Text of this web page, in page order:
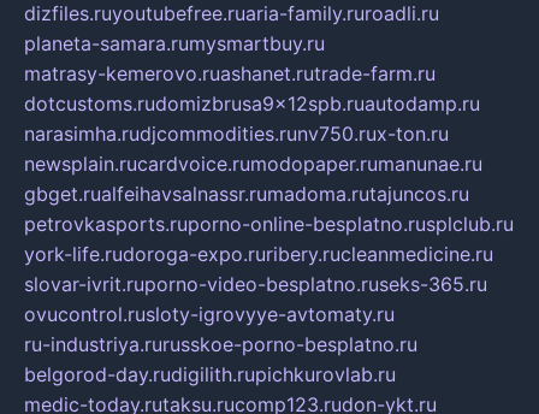
dizfiles.ruyoutubefree.ruaria-family.ruroadli.ru
planeta-samara.rumysmartbuy.ru
matrasy-kemerovo.ruashanet.rutrade-farm.ru
dotcustoms.rudomizbrusa9x12spb.ruautodamp.ru
narasimha.rudjcommodities.runv750.rux-ton.ru
newsplain.rucardvoice.rumodopaper.rumanunae.ru
gbget.rualfeihavsalnassr.rumadoma.rutajuncos.ru
petrovkasports.ruporno-online-besplatno.rusplclub.ru
york-life.rudoroga-expo.ruribery.rucleanmedicine.ru
slovar-ivrit.ruporno-video-besplatno.ruseks-365.ru
ovucontrol.rusloty-igrovyye-avtomaty.ru
ru-industriya.rurusskoe-porno-besplatno.ru
belgorod-day.rudigilith.rupichkurovlab.ru
medic-today.rutaksu.rucomp123.rudon-ykt.ru